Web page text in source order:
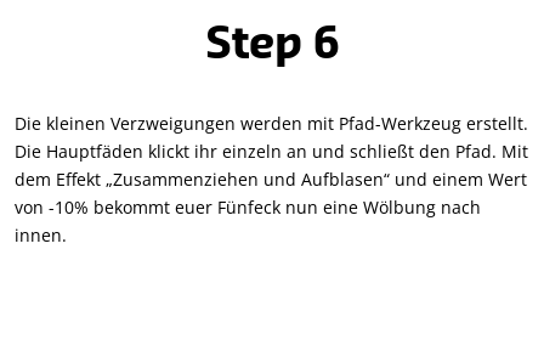
Step 6
Die kleinen Verzweigungen werden mit Pfad-Werkzeug erstellt.
Die Hauptfäden klickt ihr einzeln an und schließt den Pfad. Mit
dem Effekt „Zusammenziehen und Aufblasen“ und einem Wert
von -10% bekommt euer Fünfeck nun eine Wölbung nach
innen.